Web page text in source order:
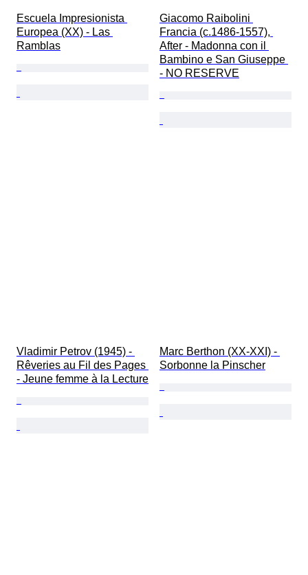
Escuela Impresionista
Europea (XX) - Las
Ramblas
Giacomo Raibolini
Francia (c.1486-1557),
After - Madonna con il
Bambino e San Giuseppe
- NO RESERVE
Vladimir Petrov (1945) -
Rêveries au Fil des Pages
- Jeune femme à la Lecture
Marc Berthon (XX-XXI) -
Sorbonne la Pinscher